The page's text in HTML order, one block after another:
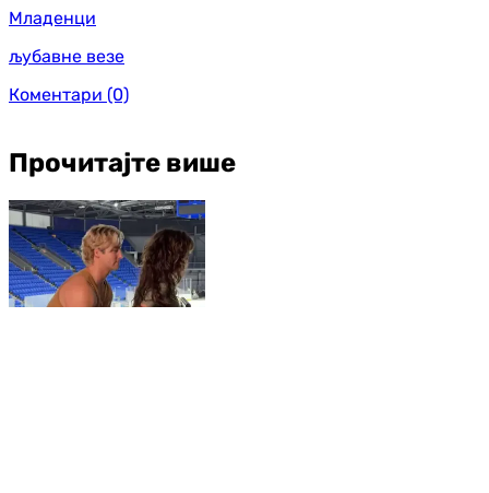
Младенци
љубавне везе
Коментари (0)
Прочитајте више